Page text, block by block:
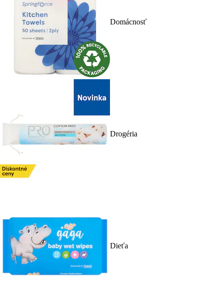
Domácnosť
Drogéria
Dieťa